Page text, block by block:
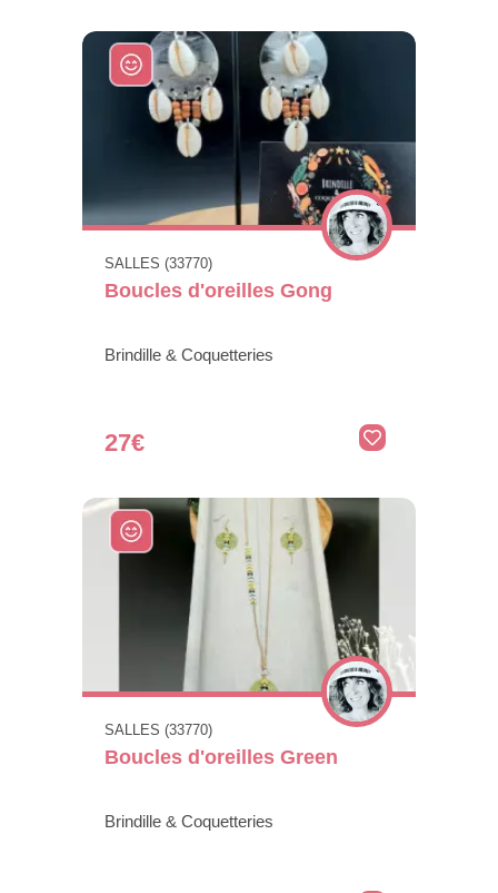
SALLES (33770)
Boucles d'oreilles Gong
Brindille & Coquetteries
27€
SALLES (33770)
Boucles d'oreilles Green
Brindille & Coquetteries